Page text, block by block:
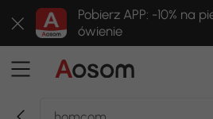
Pobierz APP: -10% na
ówienie